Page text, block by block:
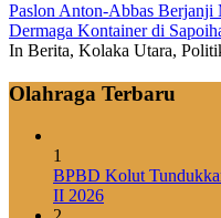
Paslon Anton-Abbas Berjanji
Dermaga Kontainer di
In Berita, Kolaka Utara,
Olahraga Terbaru
1
BPBD Kolut
II 2026